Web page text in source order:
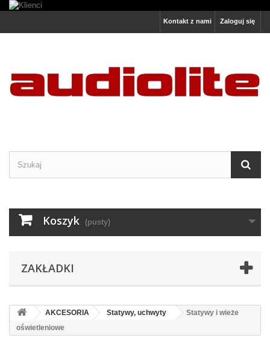
Zaloguj się
Kontakt z nami
Koszyk (pusty)
ZAKŁADKI
AKCESORIA Statywy, uchwyty
Statywy i wieże
oświetleniowe